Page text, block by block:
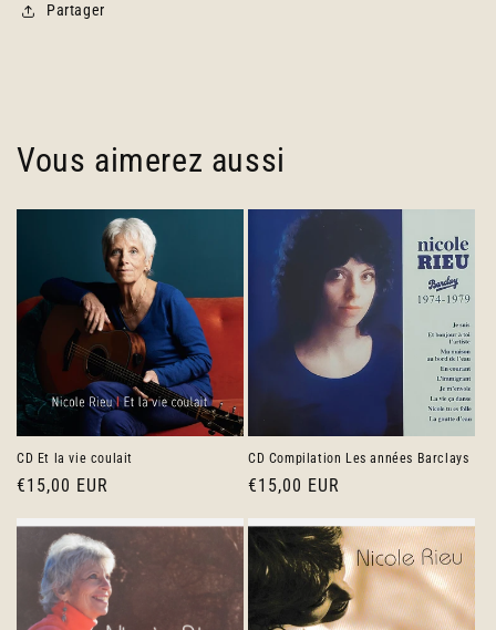
Partager
Vous aimerez aussi
CD Et la vie coulait
Prix
€15,00 EUR
CD Compilation Les années Barclays
Prix
€15,00 EUR